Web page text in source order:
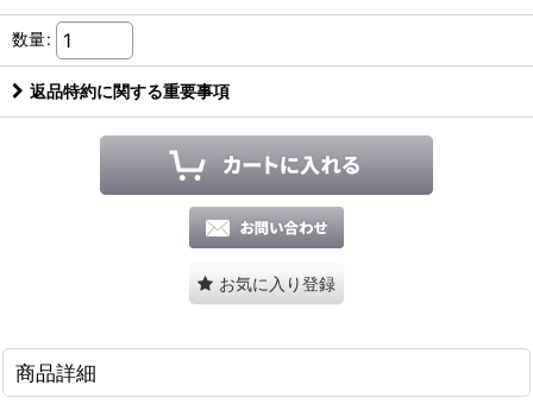
数量:
返品特約に関する重要事項
お気に入り登録
商品詳細